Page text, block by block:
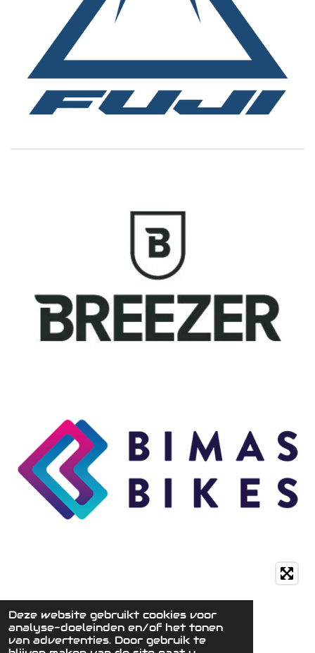
Deze website gebruikt cookies voor
analyse-doeleinden en/of het tonen
van advertenties. Door gebruik te